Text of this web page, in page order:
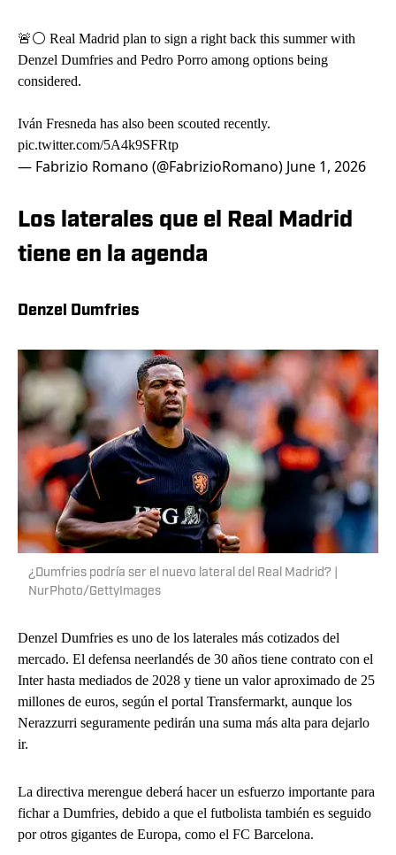
🚨⚪️ Real Madrid plan to sign a right back this summer with
Denzel Dumfries and Pedro Porro among options being
considered.
Iván Fresneda has also been scouted recently.
pic.twitter.com/5A4k9SFRtp
— Fabrizio Romano (@FabrizioRomano) June 1, 2026
Los laterales que el Real Madrid
tiene en la agenda
Denzel Dumfries
¿Dumfries podría ser el nuevo lateral del Real Madrid? |
NurPhoto/GettyImages
Denzel Dumfries es uno de los laterales más cotizados del
mercado. El defensa neerlandés de 30 años tiene contrato con el
Inter hasta mediados de 2028 y tiene un valor aproximado de 25
millones de euros, según el portal Transfermarkt, aunque los
Nerazzurri seguramente pedirán una suma más alta para dejarlo
ir.
La directiva merengue deberá hacer un esfuerzo importante para
fichar a Dumfries, debido a que el futbolista también es seguido
por otros gigantes de Europa, como el FC Barcelona.